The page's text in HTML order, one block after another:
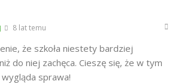
8 lat temu
że szkoła niestety bardziej
do niej zachęca. Cieszę się, że w tym
sprawa!